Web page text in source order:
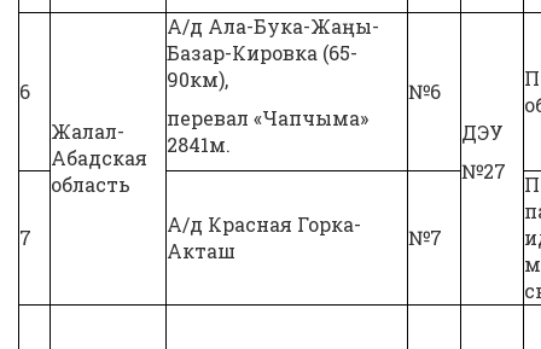
6
Жалал-
Абадская
область
А/д Ала-Бука-Жаңы-
Базар-Кировка (65-
90км),
перевал «Чапчыма»
2841м.
№6
ДЭУ
№27
7
А/д Красная Горка-
Акташ
№7